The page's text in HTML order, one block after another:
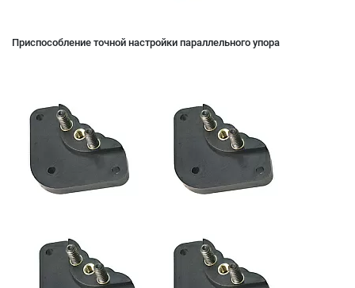
Приспособление точной настройки параллельного упора